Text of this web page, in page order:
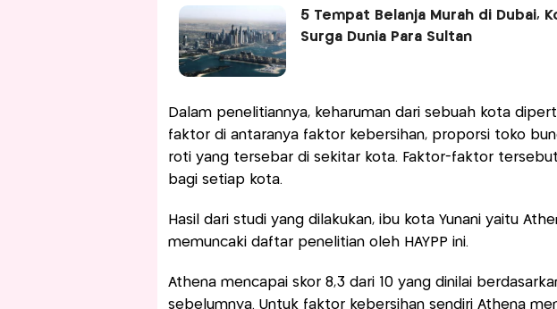
5 Tempat Belanja Murah di Dubai,
Surga Dunia Para Sultan
Dalam penelitiannya, keharuman dari sebuah kota
faktor di antaranya faktor kebersihan, proporsi toko
roti yang tersebar di sekitar kota. Faktor-faktor
bagi setiap kota.
Hasil dari studi yang dilakukan, ibu kota Yunani yaitu
memuncaki daftar penelitian oleh HAYPP ini.
Athena mencapai skor 8,3 dari 10 yang dinilai
sebelumnya. Untuk faktor kebersihan sendiri Athena